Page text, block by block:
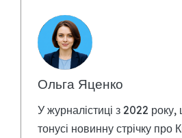
Ольга Яценко
У журналістиці з 2022
тонусі новинну стрічку про